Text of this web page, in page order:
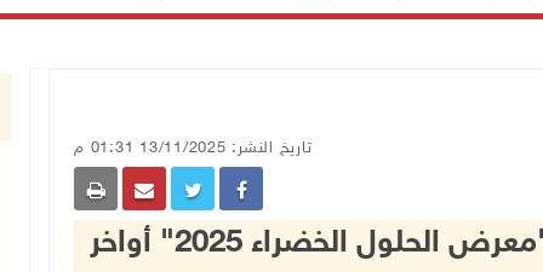
تاريخ النشر: 13/11/2025 01:31 م
وزارة الاقتصاد تعلن عن تنظيم "معرض الحلول الخضراء 2025" أواخر